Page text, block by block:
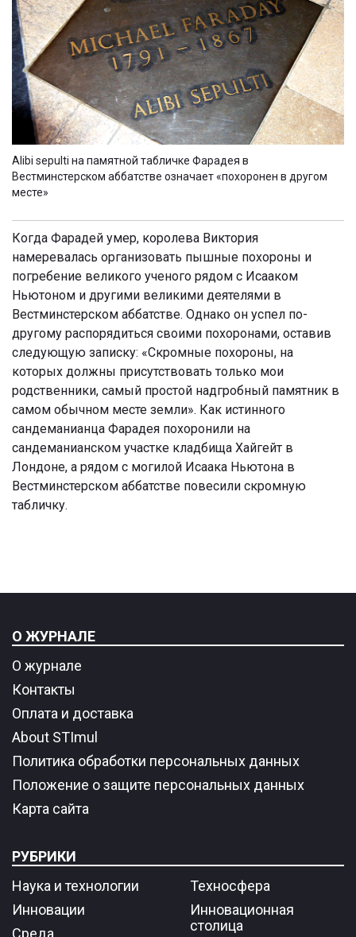
Alibi sepulti на памятной табличке Фарадея в
Вестминстерском аббатстве означает «похоронен в другом
месте»
Когда Фарадей умер, королева Виктория
намеревалась организовать пышные похороны и
погребение великого ученого рядом с Исааком
Ньютоном и другими великими деятелями в
Вестминстерском аббатстве. Однако он успел по-
другому распорядиться своими похоронами, оставив
следующую записку: «Скромные похороны, на
которых должны присутствовать только мои
родственники, самый простой надгробный памятник в
самом обычном месте земли». Как истинного
сандеманианца Фарадея похоронили на
сандеманианском участке кладбища Хайгейт в
Лондоне, а рядом с могилой Исаака Ньютона в
Вестминстерском аббатстве повесили скромную
табличку.
О ЖУРНАЛЕ
О журнале
Контакты
Оплата и доставка
About STImul
Политика обработки персональных данных
Положение о защите персональных данных
Карта сайта
РУБРИКИ
Наука и технологии
Инновации
Среда
Техносфера
Инновационная
столица